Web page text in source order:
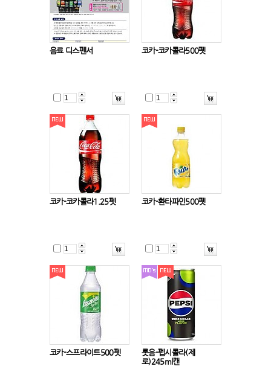
음료 디스펜서 코카-코카콜라500펫
코카-코카콜라1.25펫 코카-환타파인500펫
코카-스프라이트500펫
롯음-펩시콜라(제
로)245ml캔